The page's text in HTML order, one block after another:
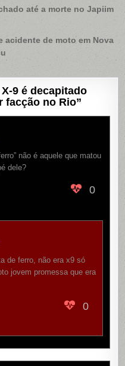
até a morte no Japiim
acidente de moto em Nova
X-9 é decapitado
facção no Rio”
não é aquele que matou
dele?
0
de ferro, não era x9 só
jovem promessa que era
0